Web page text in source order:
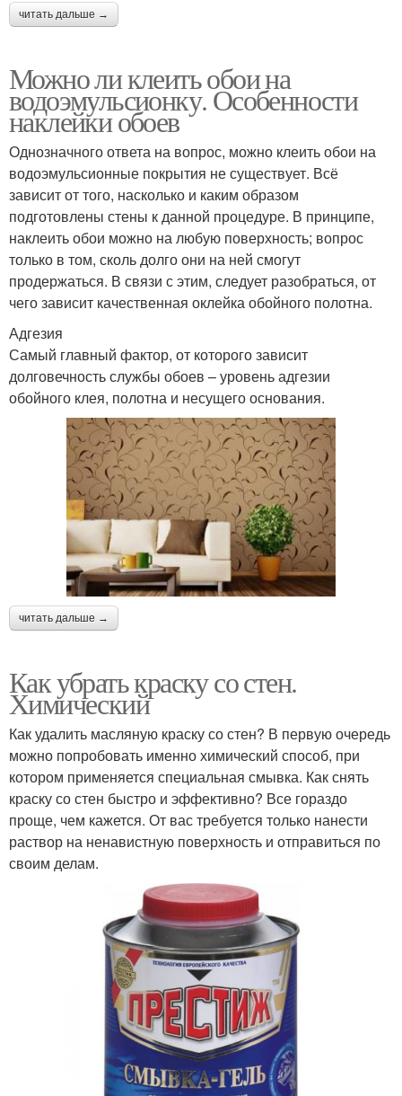
читать дальше →
Можно ли клеить обои на
водоэмульсионку. Особенности
наклейки обоев
Однозначного ответа на вопрос, можно клеить обои на
водоэмульсионные покрытия не существует. Всё
зависит от того, насколько и каким образом
подготовлены стены к данной процедуре. В принципе,
наклеить обои можно на любую поверхность; вопрос
только в том, сколь долго они на ней смогут
продержаться. В связи с этим, следует разобраться, от
чего зависит качественная оклейка обойного полотна.
Адгезия
Самый главный фактор, от которого зависит
долговечность службы обоев – уровень адгезии
обойного клея, полотна и несущего основания.
читать дальше →
Как убрать краску со стен.
Химический
Как удалить масляную краску со стен? В первую очередь
можно попробовать именно химический способ, при
котором применяется специальная смывка. Как снять
краску со стен быстро и эффективно? Все гораздо
проще, чем кажется. От вас требуется только нанести
раствор на ненавистную поверхность и отправиться по
своим делам.